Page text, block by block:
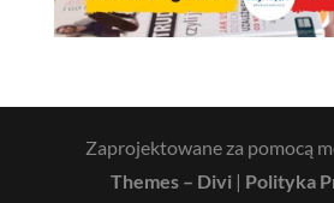
Zaprojektowane za pomocą
Themes – Divi | Polityka